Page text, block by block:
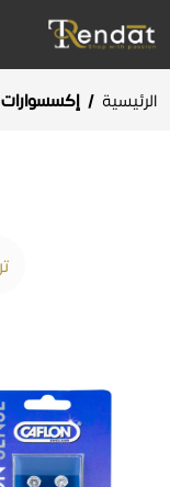
الرئيسية / إكسسوارات